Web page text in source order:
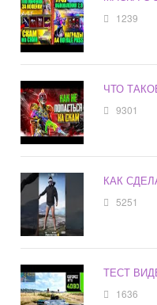
1239
ЧТО
9301
КАК
5251
ТЕСТ
1636